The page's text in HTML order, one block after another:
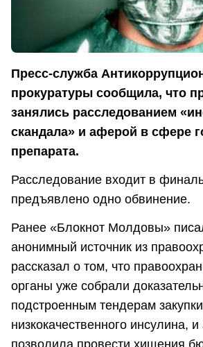
Пресс-служба
прокуратуры сообщила, что
занялись расследованием
скандала» и аферой в сфере
препарата.
Расследование входит в
предъявлено одно обвинение.
Ранее «Блокнот Молдовы»
анонимный источник из
рассказал о том, что
органы уже собрали
подстроенным тендерам закупки
низкокачественного инсулина,